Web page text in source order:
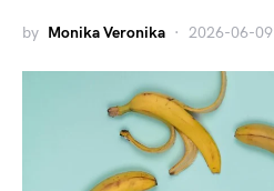
by Monika Veronika 2026-06-09